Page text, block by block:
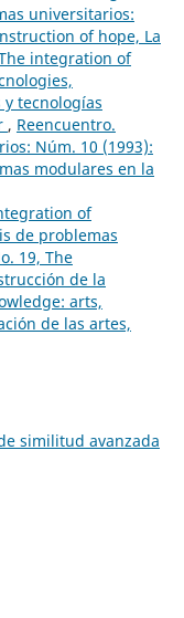
universitarios:
of hope, La
integration of
tecnologías
, Reencuentro.
Núm. 10 (1993):
modulares en la
of
de problemas
19, The
de la
arts,
de las artes,
similitud avanzada